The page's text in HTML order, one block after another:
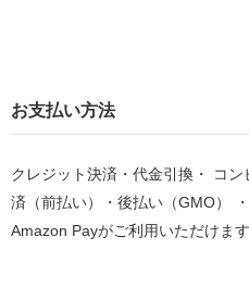
お支払い方法
クレジット決済・代金引換・ コン
済（前払い）・後払い（GMO） ・
Amazon Payがご利用いただけます